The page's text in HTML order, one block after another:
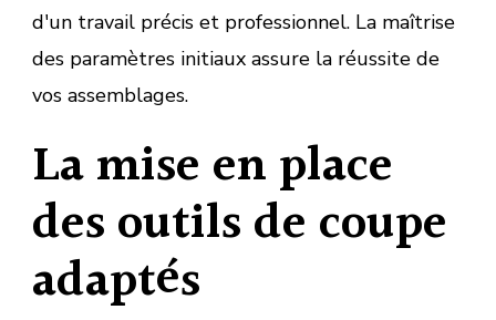
d'un travail précis et professionnel. La maîtrise
des paramètres initiaux assure la réussite de
vos assemblages.
La mise en place
des outils de coupe
adaptés